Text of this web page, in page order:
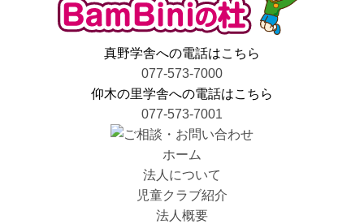
真野学舎への電話はこちら
077-573-7000
仰木の里学舎への電話はこちら
077-573-7001
ホーム
法人について
児童クラブ紹介
法人概要